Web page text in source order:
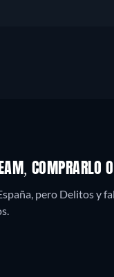
COMPRARLO
pero Delitos y